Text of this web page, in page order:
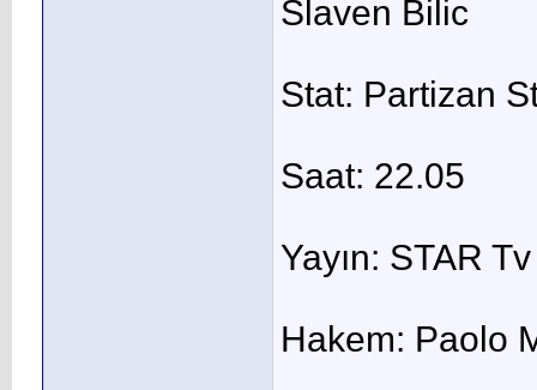
Slaven Bilic
Stat: Partizan
Saat: 22.05
Yayın: STAR Tv
Hakem: Paolo